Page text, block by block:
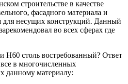
строительстве в качестве
фасадного материала и
для несущих конструкций. Данный
во всех сферах где
Н60 столь востребованный? Ответ
в многочисленных
данному материалу: